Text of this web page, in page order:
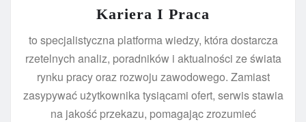
Kariera I Praca
to specjalistyczna platforma wiedzy, która dostarcza
rzetelnych analiz, poradników i aktualności ze świata
rynku pracy oraz rozwoju zawodowego. Zamiast
zasypywać użytkownika tysiącami ofert, serwis stawia
na jakość przekazu, pomagając zrozumieć